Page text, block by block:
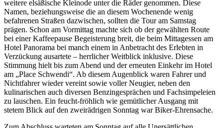
weitere elsäßische Kleinode unter die Räder genommen. Diese
Namen, beziehungsweise die an diesem Wochenende wenig
befahrenen Straßen dazwischen, sollten die Tour am Samstag
prägen. Schon am Vormittag machte sich ob der gewählten Route
bei einer Kaffeepause Begeisterung breit, die beim Mittagessen am
Hotel Panorama bei manch einem in Anbetracht des Erlebten in
Verzückung ausartete – herrlicher Weitblick inklusive. Diese
Stimmung hielt bis zum Abend und der erneuten Einkehr im Hotel
am „Place Schwendi“. Ab diesem Augenblick waren Fahrer und
Nichtfahrer wieder vereint sowie voller Neugier, neben den
kulinarischen auch diversen Benzingesprächen und Fachsimpeleien
zu lauschen. Ein feucht-fröhlich wie gemütlicher Ausgang mit
stetem Blick auf den zweirädrigen Sonntag war Biker-Ehrensache.